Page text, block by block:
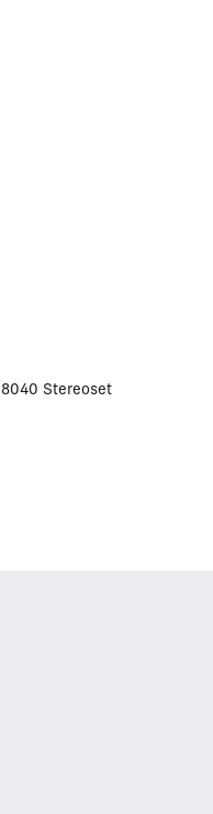
8040 Stereoset